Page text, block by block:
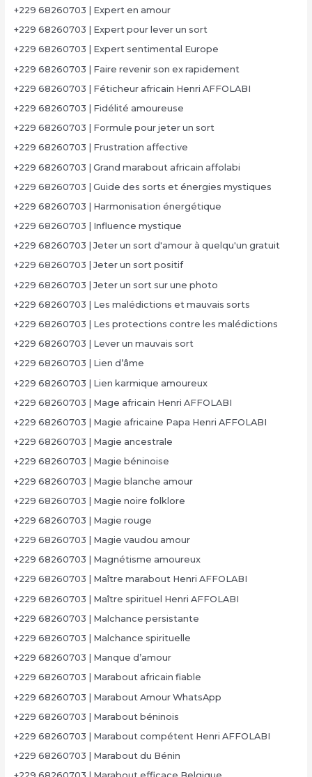
+229 68260703 | Expert en amour
+229 68260703 | Expert pour lever un sort
+229 68260703 | Expert sentimental Europe
+229 68260703 | Faire revenir son ex rapidement
+229 68260703 | Féticheur africain Henri AFFOLABI
+229 68260703 | Fidélité amoureuse
+229 68260703 | Formule pour jeter un sort
+229 68260703 | Frustration affective
+229 68260703 | Grand marabout africain affolabi
+229 68260703 | Guide des sorts et énergies mystiques
+229 68260703 | Harmonisation énergétique
+229 68260703 | Influence mystique
+229 68260703 | Jeter un sort d'amour à quelqu'un gratuit
+229 68260703 | Jeter un sort positif
+229 68260703 | Jeter un sort sur une photo
+229 68260703 | Les malédictions et mauvais sorts
+229 68260703 | Les protections contre les malédictions
+229 68260703 | Lever un mauvais sort
+229 68260703 | Lien d’âme
+229 68260703 | Lien karmique amoureux
+229 68260703 | Mage africain Henri AFFOLABI
+229 68260703 | Magie africaine Papa Henri AFFOLABI
+229 68260703 | Magie ancestrale
+229 68260703 | Magie béninoise
+229 68260703 | Magie blanche amour
+229 68260703 | Magie noire folklore
+229 68260703 | Magie rouge
+229 68260703 | Magie vaudou amour
+229 68260703 | Magnétisme amoureux
+229 68260703 | Maître marabout Henri AFFOLABI
+229 68260703 | Maître spirituel Henri AFFOLABI
+229 68260703 | Malchance persistante
+229 68260703 | Malchance spirituelle
+229 68260703 | Manque d’amour
+229 68260703 | Marabout africain fiable
+229 68260703 | Marabout Amour WhatsApp
+229 68260703 | Marabout béninois
+229 68260703 | Marabout compétent Henri AFFOLABI
+229 68260703 | Marabout du Bénin